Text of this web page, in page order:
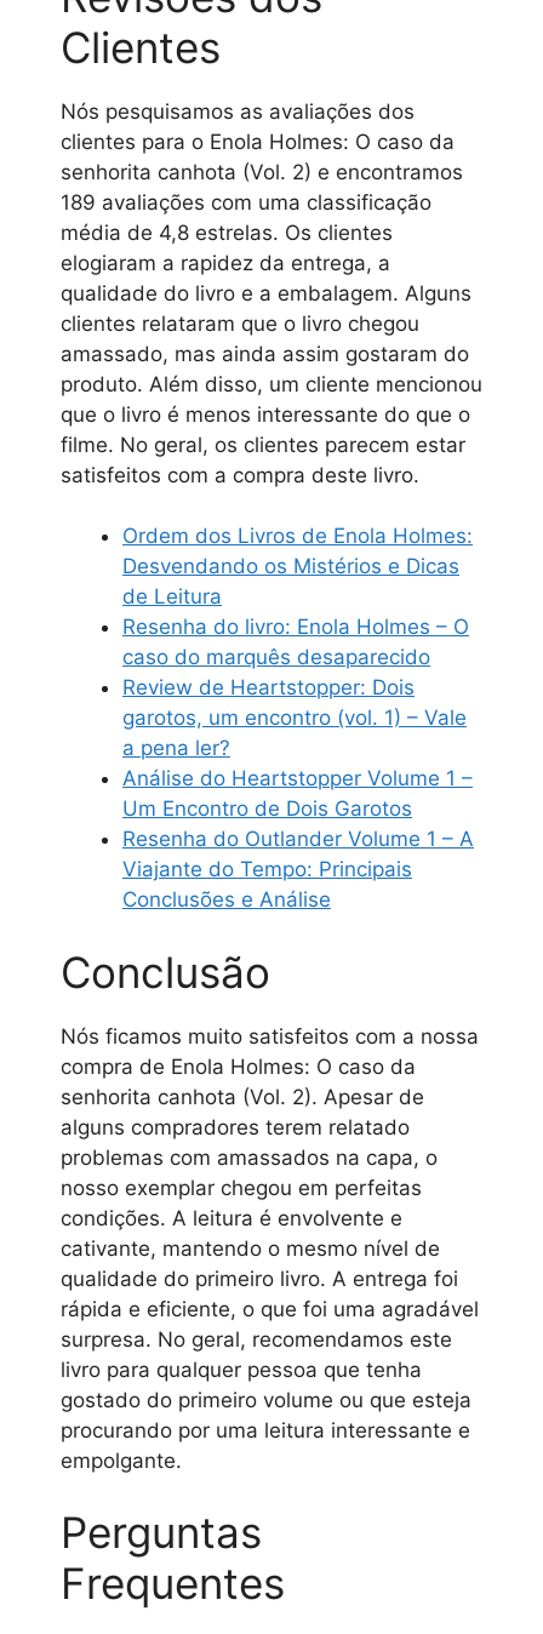
Clientes
Nós pesquisamos as avaliações dos
clientes para o Enola Holmes: O caso da
senhorita canhota (Vol. 2) e encontramos
189 avaliações com uma classificação
média de 4,8 estrelas. Os clientes
elogiaram a rapidez da entrega, a
qualidade do livro e a embalagem. Alguns
clientes relataram que o livro chegou
amassado, mas ainda assim gostaram do
produto. Além disso, um cliente mencionou
que o livro é menos interessante do que o
filme. No geral, os clientes parecem estar
satisfeitos com a compra deste livro.
Ordem dos Livros de Enola Holmes:
Desvendando os Mistérios e Dicas
de Leitura
Resenha do livro: Enola Holmes – O
caso do marquês desaparecido
Review de Heartstopper: Dois
garotos, um encontro (vol. 1) – Vale
a pena ler?
Análise do Heartstopper Volume 1 –
Um Encontro de Dois Garotos
Resenha do Outlander Volume 1 – A
Viajante do Tempo: Principais
Conclusões e Análise
Conclusão
Nós ficamos muito satisfeitos com a nossa
compra de Enola Holmes: O caso da
senhorita canhota (Vol. 2). Apesar de
alguns compradores terem relatado
problemas com amassados na capa, o
nosso exemplar chegou em perfeitas
condições. A leitura é envolvente e
cativante, mantendo o mesmo nível de
qualidade do primeiro livro. A entrega foi
rápida e eficiente, o que foi uma agradável
surpresa. No geral, recomendamos este
livro para qualquer pessoa que tenha
gostado do primeiro volume ou que esteja
procurando por uma leitura interessante e
empolgante.
Perguntas
Frequentes